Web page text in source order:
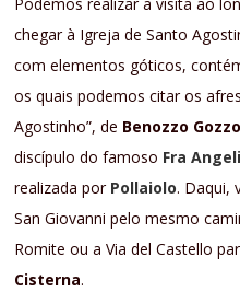
Podemos realizar a visita ao
chegar à Igreja de Santo
com elementos góticos,
os quais podemos citar os
Agostinho”, de Benozzo
discípulo do famoso Fra
realizada porPollaiolo. Daqui,
San Giovanni pelo mesmo
Romite ou a Via del Castello
Cisterna.